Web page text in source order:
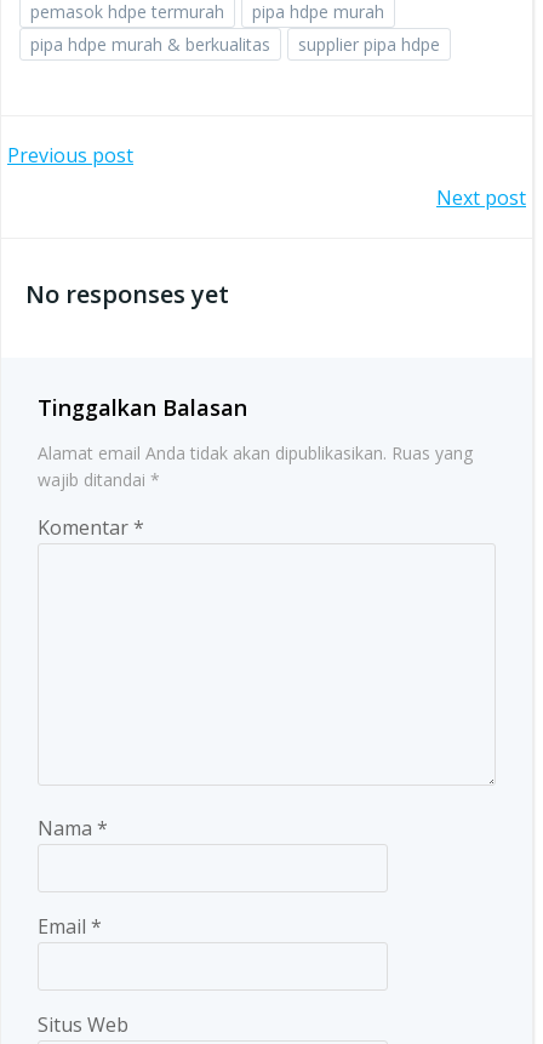
pemasok hdpe termurah
pipa hdpe murah
pipa hdpe murah & berkualitas
supplier pipa hdpe
Post
Previous post
navigation
Next post
No responses yet
Tinggalkan Balasan
Alamat email Anda tidak akan dipublikasikan. Ruas yang
wajib ditandai *
Komentar*
Nama *
Email *
Situs Web